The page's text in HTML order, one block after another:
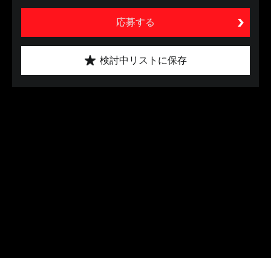
応募する
検討中リストに保存